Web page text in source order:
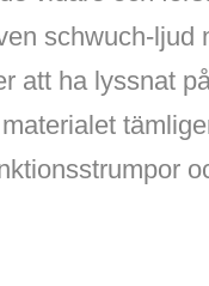
schwuch-
att ha lyssnat